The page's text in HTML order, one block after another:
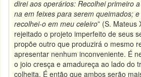
direi aos operários: Recolhei primeiro
na em feixes para serem queimados;
recolhei-o em meu celeiro” (S. Mateus
rejeitado o projeto imperfeito de seus
propõe outro que produzirá o mesmo
apresentar nenhum inconveniente. É
o joio cresça e amadureça ao lado do
colheita. É então que ambos serão